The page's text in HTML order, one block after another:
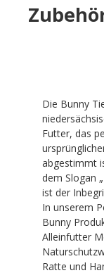
Die Bunny
Futter, das
abgestimmt
dem Slogan
ist der
In unserem
Bunny
Alleinfutter
Ratte und